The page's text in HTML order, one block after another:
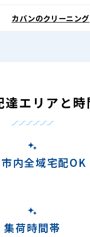
カバンのクリーニング
達エリアと時
内全域宅配OK
集荷時間帯